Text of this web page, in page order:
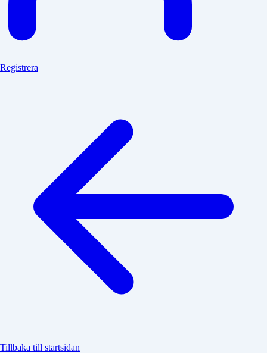
Registrera
Tillbaka till startsidan